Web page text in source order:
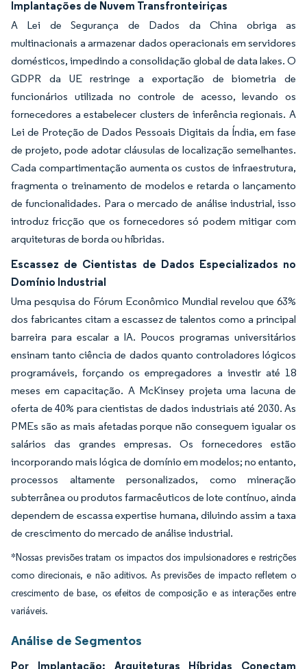
Implantações de Nuvem Transfronteiriças
A Lei de Segurança de Dados da China obriga as
multinacionais a armazenar dados operacionais em servidores
domésticos, impedindo a consolidação global de data lakes. O
GDPR da UE restringe a exportação de biometria de
funcionários utilizada no controle de acesso, levando os
fornecedores a estabelecer clusters de inferência regionais. A
Lei de Proteção de Dados Pessoais Digitais da Índia, em fase
de projeto, pode adotar cláusulas de localização semelhantes.
Cada compartimentação aumenta os custos de infraestrutura,
fragmenta o treinamento de modelos e retarda o lançamento
de funcionalidades. Para o mercado de análise industrial, isso
introduz fricção que os fornecedores só podem mitigar com
arquiteturas de borda ou híbridas.
Escassez de Cientistas de Dados Especializados no
Domínio Industrial
Uma pesquisa do Fórum Econômico Mundial revelou que 63%
dos fabricantes citam a escassez de talentos como a principal
barreira para escalar a IA. Poucos programas universitários
ensinam tanto ciência de dados quanto controladores lógicos
programáveis, forçando os empregadores a investir até 18
meses em capacitação. A McKinsey projeta uma lacuna de
oferta de 40% para cientistas de dados industriais até 2030. As
PMEs são as mais afetadas porque não conseguem igualar os
salários das grandes empresas. Os fornecedores estão
incorporando mais lógica de domínio em modelos; no entanto,
processos altamente personalizados, como mineração
subterrânea ou produtos farmacêuticos de lote contínuo, ainda
dependem de escassa expertise humana, diluindo assim a taxa
de crescimento do mercado de análise industrial.
*Nossas previsões tratam os impactos dos impulsionadores e restrições
como direcionais, e não aditivos. As previsões de impacto refletem o
crescimento de base, os efeitos de composição e as interações entre
variáveis.
Análise de Segmentos
Por Implantação: Arquiteturas Híbridas Conectam